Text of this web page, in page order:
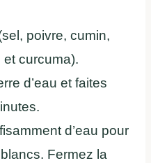
poivre, cumin,
curcuma).
d’eau et faites
d’eau pour
Fermez la